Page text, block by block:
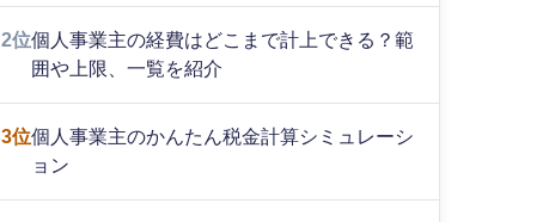
2位個人事業主の経費はどこまで計上できる？範
囲や上限、一覧を紹介
3位個人事業主のかんたん税金計算シミュレーシ
ョン